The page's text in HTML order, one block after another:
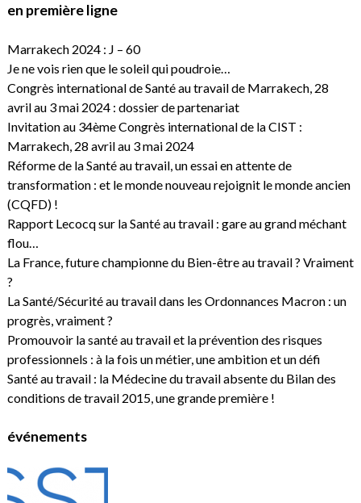
en première ligne
Marrakech 2024 : J – 60
Je ne vois rien que le soleil qui poudroie…
Congrès international de Santé au travail de Marrakech, 28
avril au 3 mai 2024 : dossier de partenariat
Invitation au 34ème Congrès international de la CIST :
Marrakech, 28 avril au 3 mai 2024
Réforme de la Santé au travail, un essai en attente de
transformation : et le monde nouveau rejoignit le monde ancien
(CQFD) !
Rapport Lecocq sur la Santé au travail : gare au grand méchant
flou…
La France, future championne du Bien-être au travail ? Vraiment
?
La Santé/Sécurité au travail dans les Ordonnances Macron : un
progrès, vraiment ?
Promouvoir la santé au travail et la prévention des risques
professionnels : à la fois un métier, une ambition et un défi
Santé au travail : la Médecine du travail absente du Bilan des
conditions de travail 2015, une grande première !
événements